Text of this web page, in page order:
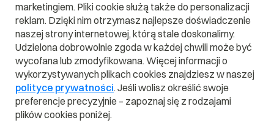
4 listopada 2021 ok.5min
marketingiem. Pliki cookie służą także do personalizacji
reklam. Dzięki nim otrzymasz najlepsze doświadczenie
naszej strony internetowej, którą stale doskonalimy.
Udzielona dobrowolnie zgoda w każdej chwili może być
wycofana lub zmodyfikowana. Więcej informacji o
wykorzystywanych plikach cookies znajdziesz w naszej
polityce prywatności. Jeśli wolisz określić swoje
preferencje precyzyjnie – zapoznaj się z rodzajami
plików cookies poniżej.